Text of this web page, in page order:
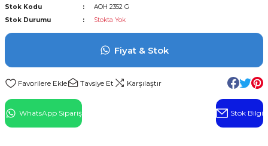
Stok Kodu
AOH 2352 G
Stok Durumu
Stokta Yok
Fiyat & Stok
Tavsiye Et Karşılaştır
WhatsApp Sipariş Stok Bilgi